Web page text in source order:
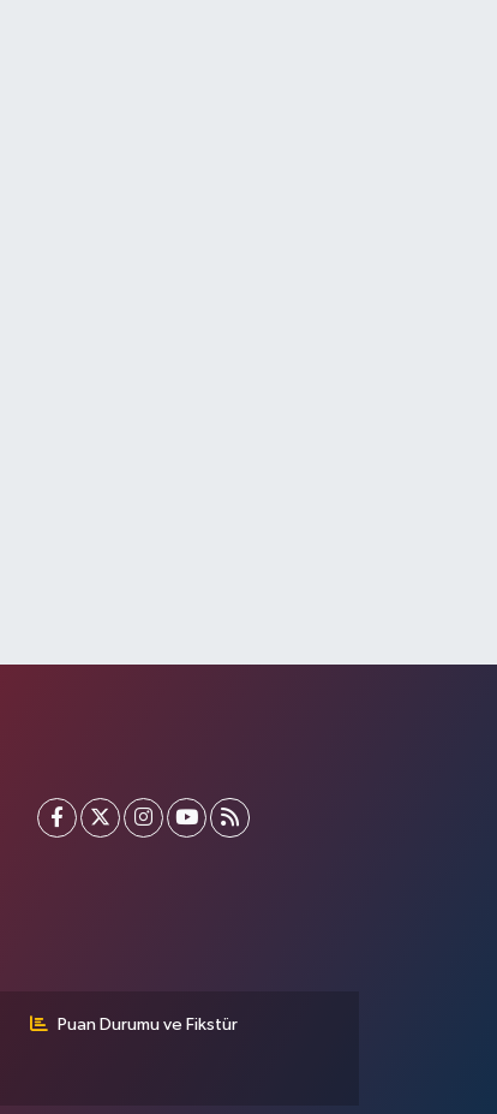
Puan Durumu ve Fikstür